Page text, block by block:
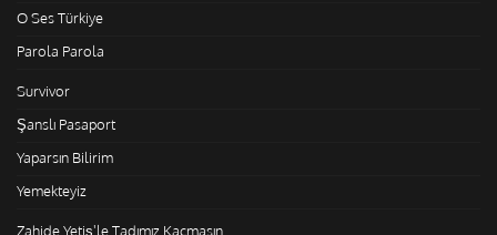
O Ses Türkiye
Parola Parola
Survivor
Şanslı Pasaport
Yaparsın Bilirim
Yemekteyiz
Zahide Yetiş'le Tadımız Kaçmasın